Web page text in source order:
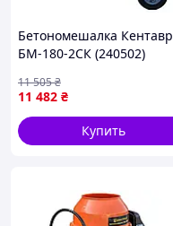
Бетономешалка Кентавр
БМ-180-2СК (240502)
11 482 ₴
11 505₴
Купить